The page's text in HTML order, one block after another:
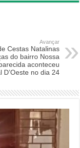
Avançar
Cestas Natalinas
do bairro Nossa
aconteceu
D’Oeste no dia 24